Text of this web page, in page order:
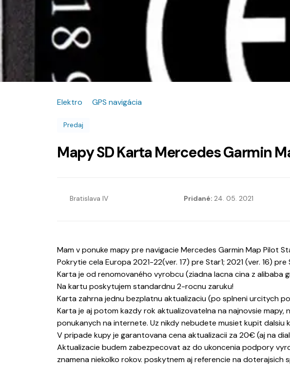
Elektro GPS navigácia
Predaj
Mapy SD Karta Mercedes Garmin
Bratislava IV Pridané: 24. 05. 2021
Mam v ponuke mapy pre navigacie Mercedes Garmin Map Pilot
Pokrytie cela Europa 2021-22(ver. 17) pre Star1; 2021 (ver. 16) pre
Karta je od renomovaného vyrobcu (ziadna lacna cina z alibaba
Na kartu poskytujem standardnu 2-rocnu zaruku!
Karta zahrna jednu bezplatnu aktualizaciu (po splneni urcitych
Karta je aj potom kazdy rok aktualizovatelna na najnovsie
ponukanych na internete. Uz nikdy nebudete musiet kupit dalsiu
V pripade kupy je garantovana cena aktualizacii za 20€ (aj na
Aktualizacie budem zabezpecovat az do ukoncenia podpory
znamena niekolko rokov. poskytnem aj referencie na doterajsich